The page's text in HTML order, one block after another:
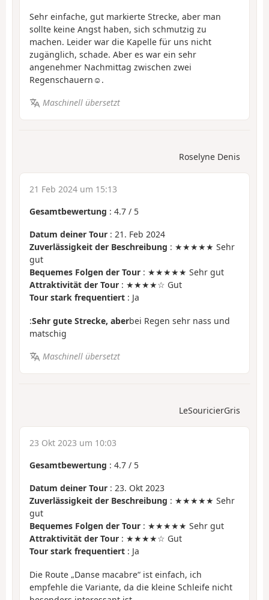
Sehr einfache, gut markierte Strecke, aber man
sollte keine Angst haben, sich schmutzig zu
machen. Leider war die Kapelle für uns nicht
zugänglich, schade. Aber es war ein sehr
angenehmer Nachmittag zwischen zwei
Regenschauern☺️.
Maschinell übersetzt
Roselyne Denis
21 Feb 2024 um 15:13
Gesamtbewertung : 4.7 / 5
Datum deiner Tour : 21. Feb 2024
Zuverlässigkeit der Beschreibung : ★★★★★ Sehr
gut
Bequemes Folgen der Tour : ★★★★★ Sehr gut
Attraktivität der Tour : ★★★★☆ Gut
Tour stark frequentiert : Ja
:Sehr gute Strecke, aberbei Regen sehr nass und
matschig
Maschinell übersetzt
LeSouricierGris
23 Okt 2023 um 10:03
Gesamtbewertung : 4.7 / 5
Datum deiner Tour : 23. Okt 2023
Zuverlässigkeit der Beschreibung : ★★★★★ Sehr
gut
Bequemes Folgen der Tour : ★★★★★ Sehr gut
Attraktivität der Tour : ★★★★☆ Gut
Tour stark frequentiert : Ja
Die Route „Danse macabre“ ist einfach, ich
empfehle die Variante, da die kleine Schleife nicht